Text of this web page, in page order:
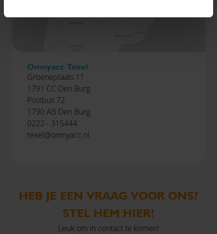
Omnyacc Texel
Groeneplaats 11
1791 CC Den Burg
Postbus 72
1790 AB Den Burg
0222 - 315444
texel@omnyacc.nl
HEB JE EEN VRAAG VOOR ONS?
STEL HEM HIER!
Leuk om in contact te komen!